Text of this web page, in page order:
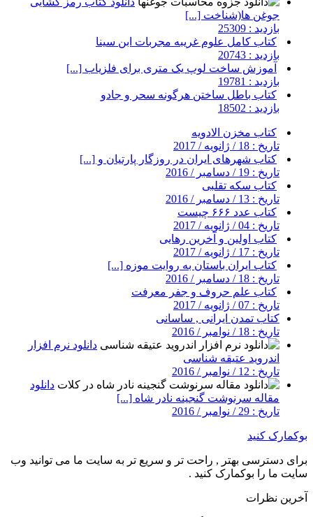
جوغن ها(شناخت [...]
بازدید : 25309
کتاب کامل علوم غریبه مجربات ابن سینا
بازدید : 20743
آموزش ساخت لوپ یک متری برای فلزیاب [...]
بازدید : 19781
کتاب باطل ساختن هرگونه سحر و جادو
بازدید : 18502
کتاب مخزن الادویه
تاریخ : 18 / ژانویه / 2017
کتاب شهرهای ایران در روزگار پارتیان و [...]
تاریخ : 19 / دسامبر / 2016
کتاب سکه تقلبی
تاریخ : 13 / دسامبر / 2016
کتاب عدد ۶۶۶ چیست
تاریخ : 04 / ژانویه / 2017
کتاب اولین و آخرین رهایی
تاریخ : 17 / ژانویه / 2017
کتاب ایران باستان به روایت موزه [...]
تاریخ : 18 / دسامبر / 2016
کتاب علم حروف و جفر معرفت
تاریخ : 07 / ژانویه / 2017
کتاب تمدن ایرانی , ساسانی
تاریخ : 18 / نوامبر / 2016
دانلود نرم افزار
اندروید عتیقه شناسی
تاریخ : 12 / نوامبر / 2016
دانلود
مقاله سرنوشت گنجينه نادر شاه [...]
تاریخ : 29 / نوامبر / 2016
بوکمارک کنید
برای دسترسی بهتر , راحت تر و سریع تر به سایت ما می توانید وب
سایت ما را بوکمارک کنید .
آخرین نظرات